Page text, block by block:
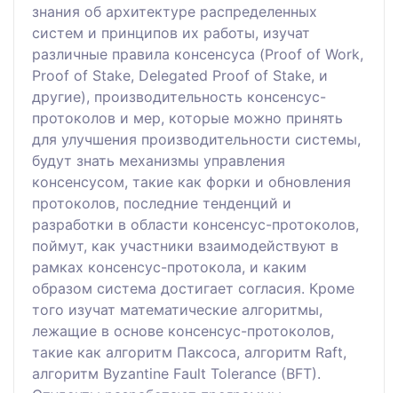
знания об архитектуре распределенных
систем и принципов их работы, изучат
различные правила консенсуса (Proof of Work,
Proof of Stake, Delegated Proof of Stake, и
другие), производительность консенсус-
протоколов и мер, которые можно принять
для улучшения производительности системы,
будут знать механизмы управления
консенсусом, такие как форки и обновления
протоколов, последние тенденций и
разработки в области консенсус-протоколов,
поймут, как участники взаимодействуют в
рамках консенсус-протокола, и каким
образом система достигает согласия. Кроме
того изучат математические алгоритмы,
лежащие в основе консенсус-протоколов,
такие как алгоритм Паксоса, алгоритм Raft,
алгоритм Byzantine Fault Tolerance (BFT).